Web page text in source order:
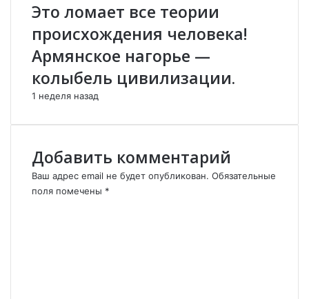
в
р
м
е
н
и
?
л
е
д
у
х
Это ломает все теории
происхождения человека!
Армянское нагорье —
колыбель цивилизации.
1 неделя назад
Добавить комментарий
Ваш адрес email не будет опубликован. Обязательные
поля помечены *